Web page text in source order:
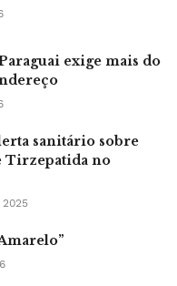
exige mais do
sanitário sobre
Tirzepatida no
2025